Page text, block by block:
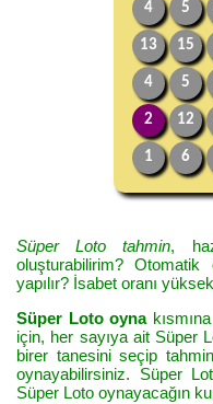
4 5
13 15
4 5
2 12
1 6
Süper Loto tahmin,
oluşturabilirim?
yapılır? İsabet oranı
Süper Loto oyna
için, her sayıya ait Süper
birer tanesini seçip
oynayabilirsiniz. Süper
Süper Loto oynayacağın